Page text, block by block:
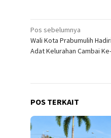
Navigasi
pos
Pos sebelumnya
Wali Kota Prabumulih
Adat Kelurahan Cambai
POS TERKAIT